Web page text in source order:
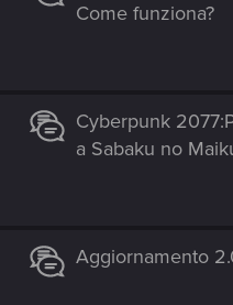
Come funziona?
Cyberpunk
a Sabaku no
Aggiornamento